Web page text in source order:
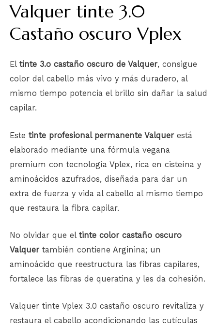
Valquer tinte 3.0
Castaño oscuro Vplex
El tinte 3.o castaño oscuro de Valquer, consigue
color del cabello más vivo y más duradero, al
mismo tiempo potencia el brillo sin dañar la salud
capilar.
Este tinte profesional permanente Valquer está
elaborado mediante una fórmula vegana
premium con tecnología Vplex, rica en cisteína y
aminoácidos azufrados, diseñada para dar un
extra de fuerza y ​​vida al cabello al mismo tiempo
que restaura la fibra capilar.
No olvidar que el tinte color castaño oscuro
Valquer también contiene Arginina; un
aminoácido que reestructura las fibras capilares,
fortalece las fibras de queratina y les da cohesión.
Valquer tinte Vplex 3.0 castaño oscuro revitaliza y
restaura el cabello acondicionando las cutículas